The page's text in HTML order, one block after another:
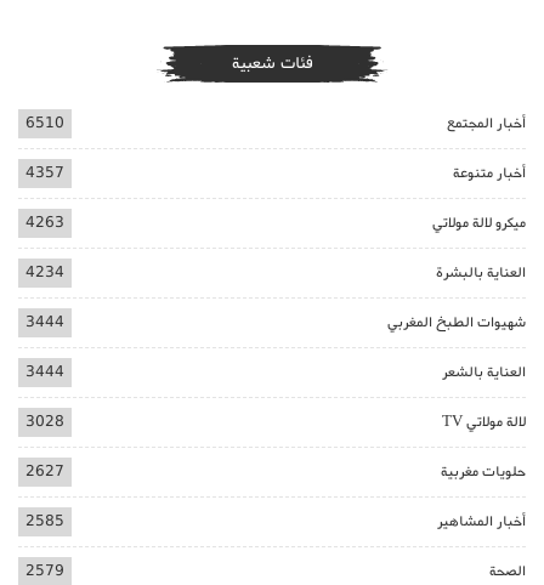
فئات شعبية
أخبار المجتمع 6510
أخبار متنوعة 4357
ميكرو لالة مولاتي 4263
العناية بالبشرة 4234
شهيوات الطبخ المغربي 3444
العناية بالشعر 3444
لالة مولاتي TV 3028
حلويات مغربية 2627
أخبار المشاهير 2585
الصحة 2579